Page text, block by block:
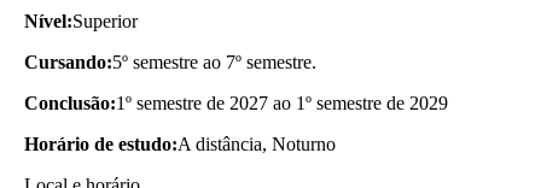
Nível:Superior
Cursando:5º semestre ao 7º semestre.
Conclusão:1º semestre de 2027 ao 1º semestre de 2029
Horário de estudo:A distância, Noturno